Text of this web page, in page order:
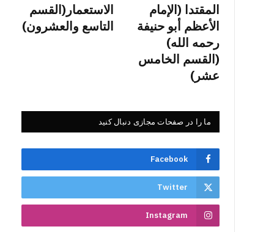
المقتدا (الإمام
الأعظم أبو حنيفة
رحمه الله)
(القسم الخامس
عشر)
الاستعمار(القسم
التاسع والعشرون)
ما را در صفحات مجازی دنبال کنید
Facebook
Twitter
Instagram